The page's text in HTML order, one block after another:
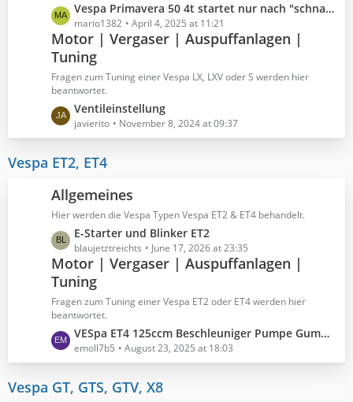
L
e
t
z
t
e
B
e
i
r
g
e
Vespa Primavera 50 4t startet nur nach "schnaufen"
mario1382 April 4, 2025 at 11:21
Motor | Vergaser | Auspuffanlagen |
Tuning
Fragen zum Tuning einer Vespa LX, LXV oder S werden hier
beantwortet.
L
e
t
z
t
e
B
e
i
t
r
ä
g
e
Ventileinstellung
javierito November 8, 2024 at 09:37
Vespa ET2, ET4
Allgemeines
Hier werden die Vespa Typen Vespa ET2 & ET4 behandelt.
L
e
t
z
t
e
B
e
i
r
E-Starter und Blinker ET2
blaujetztreichts June 17, 2026 at 23:35
Motor | Vergaser | Auspuffanlagen |
Tuning
Fragen zum Tuning einer Vespa ET2 oder ET4 werden hier
beantwortet.
L
e
t
z
t
VESpa ET4 125ccm Beschleuniger Pumpe Gummi undicht.
emoll7b5 August 23, 2025 at 18:03
Vespa GT, GTS, GTV, X8